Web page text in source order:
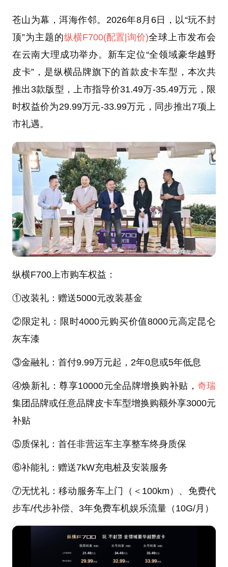
苍山为幕，洱海作邻。2026年8月6日，以“玩不封
顶”为主题的纵横F700(配置 |询价)全球上市发布会
在云南大理成功举办。新车定位“全领域豪华越野
皮卡”，是纵横品牌旗下的首款皮卡车型，本次共
推出3款版型，上市指导价31.49万-35.49万元，限
时权益价为29.99万元-33.99万元，同步推出7项上
市礼遇。
纵横F700上市购车权益：
①改装礼：赠送5000元改装基金
②限定礼：限时4000元购买价值8000元高定昆仑
灰车漆
③金融礼：首付9.99万元起，2年0息或5年低息
④焕新礼：尊享10000元全品牌增换购补贴，奇瑞
集团品牌或任意品牌皮卡车型增换购额外享3000元
补贴
⑤质保礼：首任非营运车主享整车终身质保
⑥补能礼：赠送7kW充电桩及安装服务
⑦无忧礼：移动服务车上门（＜100km）、免费代
步车/代步补偿、3年免费车机娱乐流量（10G/月）